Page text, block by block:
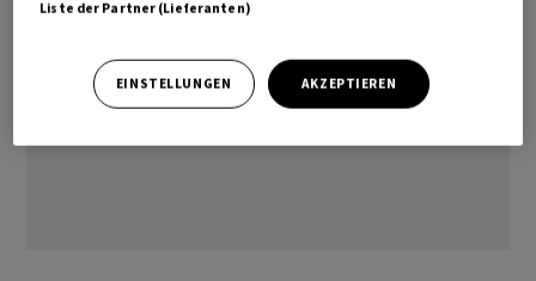
Liste der Partner (Lieferanten)
EINSTELLUNGEN AKZEPTIEREN